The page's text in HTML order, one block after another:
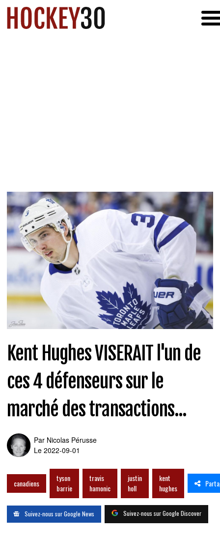
Kent Hughes VISERAIT l'un de
ces 4 défenseurs sur le
marché des transactions...
Par Nicolas Pérusse
Le 2022-09-01
canadiens
tyson
barrie
travis
hamonic
justin
holl
kent
hughes
Suivez-nous sur Google News Suivez-nous sur Google Discover